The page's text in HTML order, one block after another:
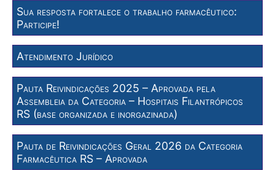
Sua resposta fortalece o trabalho farmacêutico:
Participe!
Atendimento Jurídico
Pauta Reivindicações 2025 – Aprovada pela
Assembleia da Categoria – Hospitais Filantrópicos
RS (base organizada e inorgazinada)
Pauta de Reivindicações Geral 2026 da Categoria
Farmacêutica RS – Aprovada